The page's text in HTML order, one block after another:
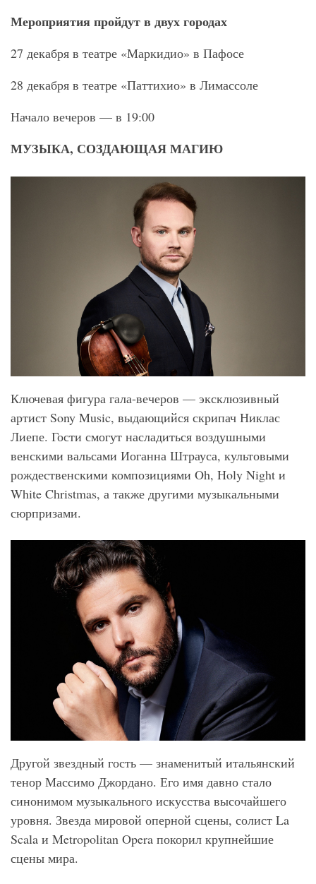
Мероприятия пройдут в двух городах
27 декабря в театре «Маркидио» в Пафосе
28 декабря в театре «Паттихио» в Лимассоле
Начало вечеров — в 19:00
МУЗЫКА, СОЗДАЮЩАЯ МАГИЮ
Ключевая фигура гала-вечеров — эксклюзивный
артист Sony Music, выдающийся скрипач Никлас
Лиепе. Гости смогут насладиться воздушными
венскими вальсами Иоганна Штрауса, культовыми
рождественскими композициями Oh, Holy Night и
White Christmas, а также другими музыкальными
сюрпризами.
Другой звездный гость — знаменитый итальянский
тенор Массимо Джордано. Его имя давно стало
синонимом музыкального искусства высочайшего
уровня. Звезда мировой оперной сцены, солист La
Scala и Metropolitan Opera покорил крупнейшие
сцены мира.